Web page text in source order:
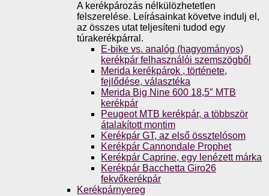
A kerékpározás nélkülözhetetlen
felszerelése. Leírásainkat követve indulj el,
az összes utat teljesíteni tudod egy
túrakerékpárral.
E-bike vs. analóg (hagyományos)
kerékpár felhasználói szemszögből
Merida kerékpárok , története,
fejlődése, választéka
Merida Big Nine 600 18,5″ MTB
kerékpár
Peugeot MTB kerékpár, a többször
átalakított montim
Kerékpár GT, az első össztelósom
Kerékpár Cannondale Prophet
Kerékpár Caprine, egy lenézett márka
Kerékpár Bacchetta Giro26
fekvőkerékpár
Kerékpárnyereg